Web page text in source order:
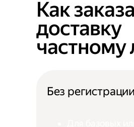
Как
доставку
частному
Без регистрации